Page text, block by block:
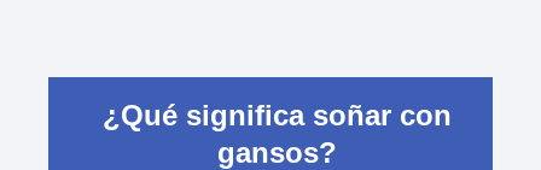
¿Qué significa soñar con
gansos?